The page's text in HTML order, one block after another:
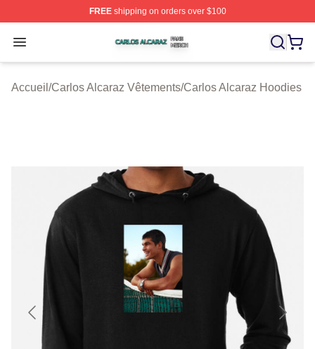
FREEshipping on orders over $100
Open menu
Carlos Alcaraz Shop ⚡️ Officially Licensed Carlos
Accueil /Carlos Alcaraz Vêtements/Carlos Alcaraz Hoodies